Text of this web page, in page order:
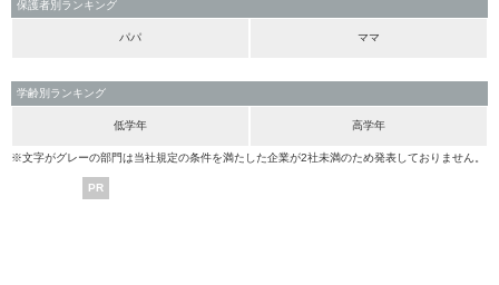
保護者別ランキング
パパ ママ
学齢別ランキング
低学年 高学年
※文字がグレーの部門は当社規定の条件を満たした企業が2社未満のため発表しておりません。
PR